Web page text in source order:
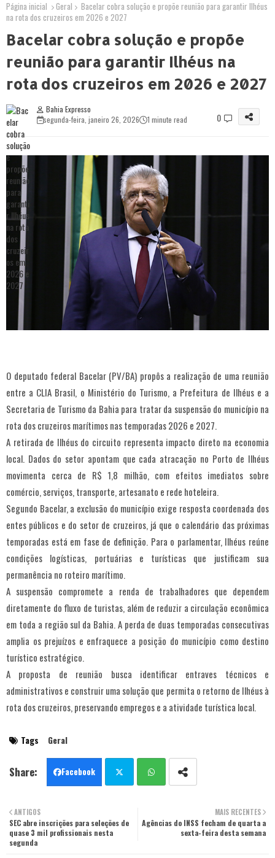
Página inicial Geral
Bacelar cobra solução e propõe reunião para garantir Ilhéus
na rota dos cruzeiros em 2026 e 2027
Bacelar cobra solução e propõe
reunião para garantir Ilhéus na
rota dos cruzeiros em 2026 e 2027
Bahia Expresso
segunda-feira, janeiro 26, 2026
1 minute read 0
O deputado federal Bacelar (PV/BA) propôs a realização de uma reunião
entre a CLIA Brasil, o Ministério do Turismo, a Prefeitura de Ilhéus e a
Secretaria de Turismo da Bahia para tratar da suspensão do município na
rota dos cruzeiros marítimos nas temporadas 2026 e 2027.
A retirada de Ilhéus do circuito representa impacto direto na economia
local. Dados do setor apontam que cada atracação no Porto de Ilhéus
movimenta cerca de R$ 1,8 milhão, com efeitos imediatos sobre
comércio, serviços, transporte, artesanato e rede hoteleira.
Segundo Bacelar, a exclusão do município exige resposta coordenada dos
entes públicos e do setor de cruzeiros, já que o calendário das próximas
temporadas está em fase de definição. Para o parlamentar, Ilhéus reúne
condições logísticas, portuárias e turísticas que justificam sua
permanência no roteiro marítimo.
A suspensão compromete a renda de trabalhadores que dependem
diretamente do fluxo de turistas, além de reduzir a circulação econômica
em toda a região sul da Bahia. A perda de duas temporadas consecutivas
amplia os prejuízos e enfraquece a posição do município como destino
turístico estratégico.
A proposta de reunião busca identificar entraves técnicos e
administrativos e construir uma solução que permita o retorno de Ilhéus à
rota dos cruzeiros, preservando empregos e a atividade turística local.
Tags Geral
Facebook
ter tsa
MAIS RECENTES
Agências do INSS fecham de quarta a
sexta-feira desta semana
ANTIGOS
SEC abre inscrições para seleções de
quase 3 mil profissionais nesta
segunda